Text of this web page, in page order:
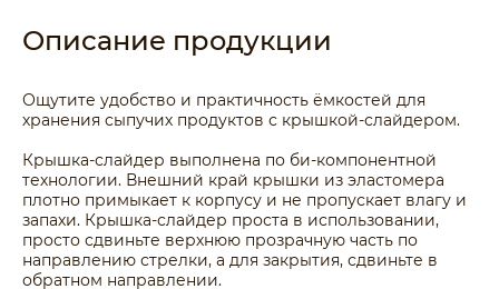
Описание продукции
Ощутите удобство и практичность ёмкостей для
хранения сыпучих продуктов с крышкой-слайдером.
Крышка-слайдер выполнена по би-компонентной
технологии. Внешний край крышки из эластомера
плотно примыкает к корпусу и не пропускает влагу и
запахи. Крышка-слайдер проста в использовании,
просто сдвиньте верхнюю прозрачную часть по
направлению стрелки, а для закрытия, сдвиньте в
обратном направлении.